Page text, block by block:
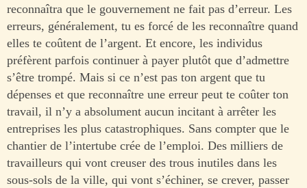
reconnaîtra que le gouvernement ne fait pas d’erreur. Les
erreurs, généralement, tu es forcé de les reconnaître quand
elles te coûtent de l’argent. Et encore, les individus
préfèrent parfois continuer à payer plutôt que d’admettre
s’être trompé. Mais si ce n’est pas ton argent que tu
dépenses et que reconnaître une erreur peut te coûter ton
travail, il n’y a absolument aucun incitant à arrêter les
entreprises les plus catastrophiques. Sans compter que le
chantier de l’intertube crée de l’emploi. Des milliers de
travailleurs qui vont creuser des trous inutiles dans les
sous-sols de la ville, qui vont s’échiner, se crever, passer